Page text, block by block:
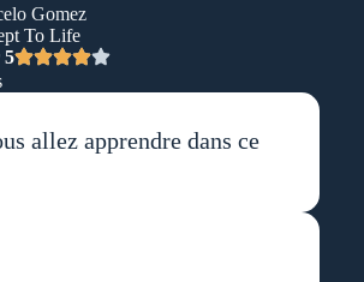
Gomez
To Life
5
allez apprendre dans ce